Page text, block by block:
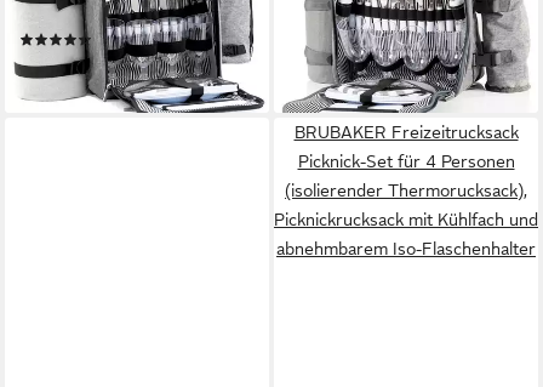
(3)
39,95 €
lieferbar - in 3-4 Werktagen bei dir
wasserdicht, Camping
44,95 €
lieferbar - in 3-4 Werktagen bei dir
BRUBAKER Freizeitrucksack
Picknick-Set für 4 Personen
(isolierender Thermorucksack),
Picknickrucksack mit Kühlfach und
abnehmbarem Iso-Flaschenhalter